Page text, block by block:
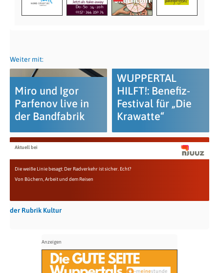
Weiter mit:
Miro und Igor
Parfenov live in
der Bandfabrik
WUPPERTAL
HILFT!: Benefiz-
Festival für „Die
Krawatte“
Aktuell bei
Die weiße Linie besagt: Der Radverkehr ist sicher. Echt?
Von Büchern, Arbeit und dem Reisen
der Rubrik Kultur